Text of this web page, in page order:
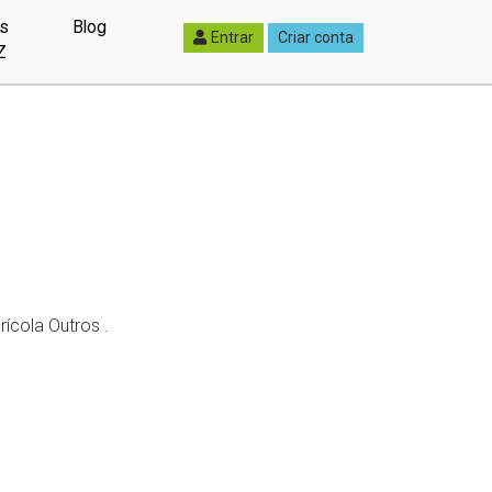
Blog Entrar Criar conta
Outros .